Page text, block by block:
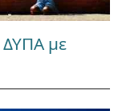
ΔΥΠΑ με